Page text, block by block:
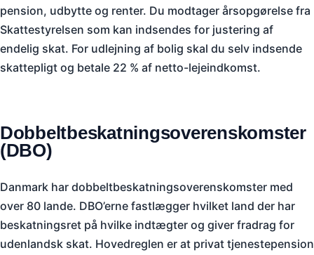
pension, udbytte og renter. Du modtager årsopgørelse fra
Skattestyrelsen som kan indsendes for justering af
endelig skat. For udlejning af bolig skal du selv indsende
skattepligt og betale 22 % af netto-lejeindkomst.
Dobbeltbeskatningsoverenskomster
(DBO)
Danmark har dobbeltbeskatningsoverenskomster med
over 80 lande. DBO’erne fastlægger hvilket land der har
beskatningsret på hvilke indtægter og giver fradrag for
udenlandsk skat. Hovedreglen er at privat tjenestepension